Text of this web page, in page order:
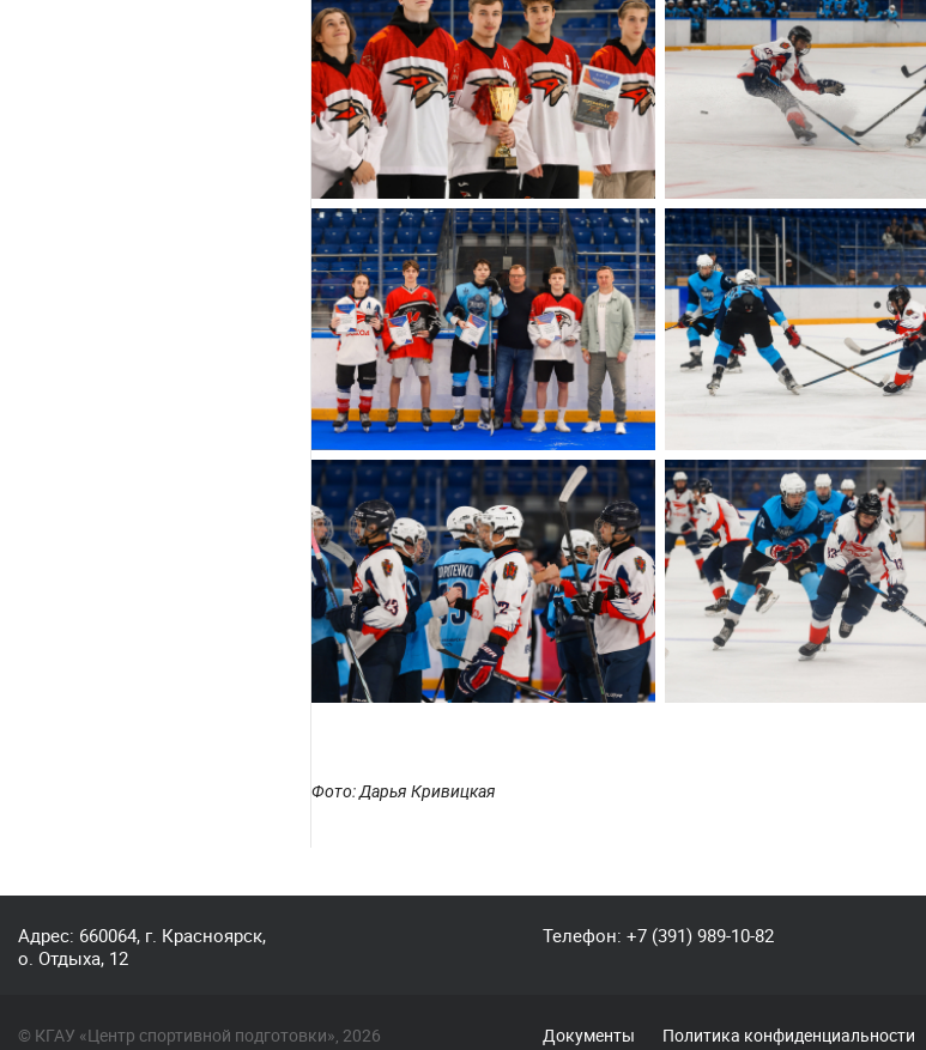
Фото: Дарья Кривицкая
Адрес: 660064, г. Красноярск,
о. Отдыха, 12
Телефон: +7 (391) 989-10-82
© КГАУ «Центр спортивной подготовки», 2026 Документы Политика конфиденциальности